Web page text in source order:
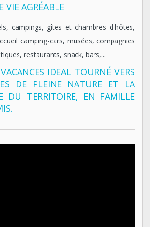
VIE AGRÉABLE
campings, gîtes et chambres d'hôtes,
camping-cars, musées, compagnies
restaurants, snack, bars,...
IDEAL TOURNÉ VERS
DE PLEINE NATURE ET LA
DU TERRITOIRE, EN FAMILLE